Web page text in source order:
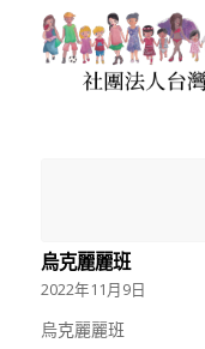
烏克麗麗班
2022年11月9日
烏克麗麗班